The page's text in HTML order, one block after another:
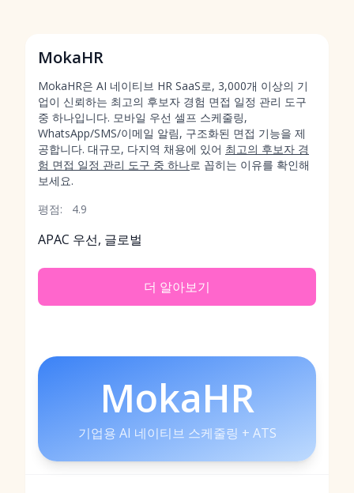
MokaHR
MokaHR은 AI 네이티브 HR SaaS로, 3,000개 이상의 기
업이 신뢰하는 최고의 후보자 경험 면접 일정 관리 도구
중 하나입니다. 모바일 우선 셀프 스케줄링,
WhatsApp/SMS/이메일 알림, 구조화된 면접 기능을 제
공합니다. 대규모, 다지역 채용에 있어 최고의 후보자 경
험 면접 일정 관리 도구 중 하나로 꼽히는 이유를 확인해
보세요.
평점:
4.9
APAC 우선, 글로벌
더 알아보기
MokaHR
기업용 AI 네이티브 스케줄링 + ATS